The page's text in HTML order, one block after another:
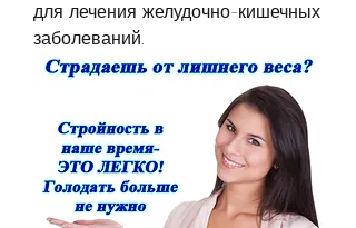
для лечения желудочно-кишечных
заболеваний.